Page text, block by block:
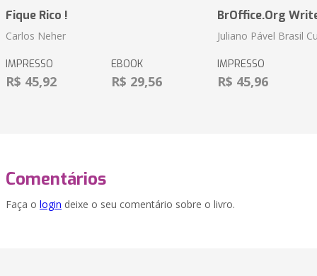
Fique Rico !
Carlos Neher
IMPRESSO
R$ 45,92
EBOOK
R$ 29,56
BrOffice.Org
Juliano Pável Brasil
IMPRESSO
R$ 45,96
Comentários
Faça o login deixe o seu comentário sobre o livro.